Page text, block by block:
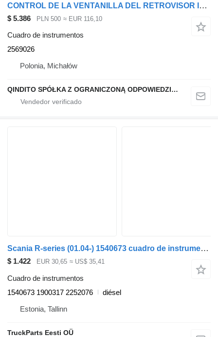
CONTROL DE LA VENTANILLA DEL RETROVISOR IZQUIERDO 2569026 cuadro de instrumentos para Scania R S NTG
$ 5.386 PLN 500 ≈ EUR 116,10
Cuadro de instrumentos
2569026
Polonia, Michałów
QINDITO SPÓŁKA Z OGRANICZONĄ ODPOWIEDZIALNOŚCIĄ
Scania R-series (01.04-) 1540673 cuadro de instrumentos para Scania P,G,R,T-series (2004-2017) cabeza tractora
$ 1.422 EUR 30,65 ≈ US$ 35,41
Cuadro de instrumentos
1540673 1900317 2252076
diésel
Estonia, Tallinn
TruckParts Eesti OÜ